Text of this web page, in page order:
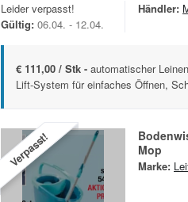
Leider verpasst!
Gültig: 06.04. - 12.04.
Händler:
€ 111,00 / Stk - automatischer
Lift-System für einfaches Öffnen,
Verpasst!
Mop
Marke: